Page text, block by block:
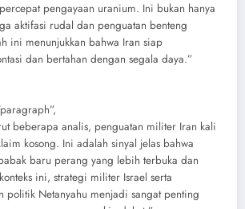
pengayaan uranium. Ini bukan hanya
aktifasi rudal dan penguatan benteng
ini menunjukkan bahwa Iran siap
dan bertahan dengan segala daya.”
beberapa analis, penguatan militer Iran kali
kosong. Ini adalah sinyal jelas bahwa
baru perang yang lebih terbuka dan
ini, strategi militer Israel serta
politik Netanyahu menjadi sangat penting